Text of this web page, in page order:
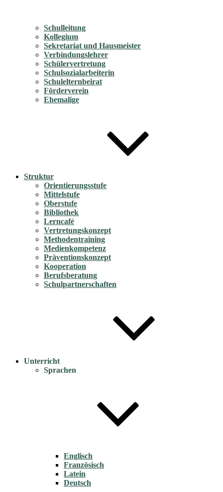
Schulleitung
Kollegium
Sekretariat und Hausmeister
Verbindungslehrer
Schülervertretung
Schulsozialarbeiterin
Schulelternbeirat
Förderverein
Ehemalige
Struktur
Orientierungsstufe
Mittelstufe
Oberstufe
Bibliothek
Lerncafé
Vertretungskonzept
Methodentraining
Medienkompetenz
Präventionskonzept
Kooperation
Berufsberatung
Schulpartnerschaften
Unterricht
Sprachen
Englisch
Französisch
Latein
Deutsch